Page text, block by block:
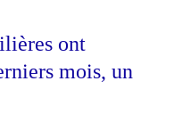
ont
mois, un